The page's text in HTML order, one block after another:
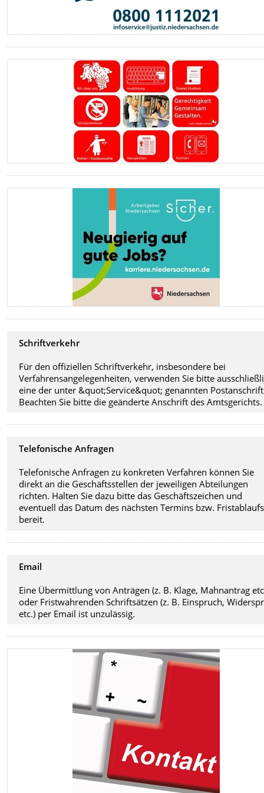
Schriftverkehr
Für den offiziellen Schriftverkehr, insbesondere bei
Verfahrensangelegenheiten, verwenden Sie bitte
eine der unter &quot;Service&quot; genannten
Beachten Sie bitte die geänderte Anschrift des Amtsgerichts.
Telefonische Anfragen
Telefonische Anfragen zu konkreten Verfahren können Sie
direkt an die Geschäftsstellen der jeweiligen Abteilungen
richten. Halten Sie dazu bitte das Geschäftszeichen und
eventuell das Datum des nächsten Termins bzw. Fristablaufs
bereit.
Email
Eine Übermittlung von Anträgen (z. B. Klage, Mahnantrag
oder Fristwahrenden Schriftsätzen (z. B. Einspruch,
etc.) per Email ist unzulässig.